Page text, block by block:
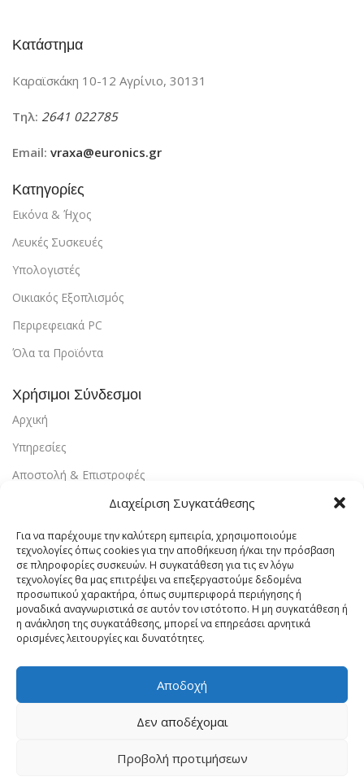
Διαχείριση Συγκατάθεσης
Για να παρέχουμε την καλύτερη εμπειρία, χρησιμοποιούμε
τεχνολογίες όπως cookies για την αποθήκευση ή/και την πρόσβαση
σε πληροφορίες συσκευών. Η συγκατάθεση για τις εν λόγω
τεχνολογίες θα μας επιτρέψει να επεξεργαστούμε δεδομένα
προσωπικού χαρακτήρα, όπως συμπεριφορά περιήγησης ή
μοναδικά αναγνωριστικά σε αυτόν τον ιστότοπο. Η μη συγκατάθεση ή
η ανάκληση της συγκατάθεσης, μπορεί να επηρεάσει αρνητικά
ορισμένες λειτουργίες και δυνατότητες.
Αποδοχή
Δεν αποδέχομαι
Προβολή προτιμήσεων
Κατάστημα
Καραϊσκάκη 10-12 Αγρίνιο, 30131
Τηλ: 2641 022785
Email: vraxa@euronics.gr
Κατηγορίες
Εικόνα & ΄Ήχος
Λευκές Συσκευές
Υπολογιστές
Οικιακός Εξοπλισμός
Περιρεφειακά PC
Όλα τα Προϊόντα
Χρήσιμοι Σύνδεσμοι
Αρχική
Υπηρεσίες
Αποστολή & Επιστροφές
Εντοπισμός Παραγγελίας
Λογαριασμός
Πολιτική Απορρήτου
Πολιτική Cookies
Όροι Χρήσης
Επικοινωνία
Vrachaelectrics.gr © 2023 - Designed & Powered By
Forge Web Design